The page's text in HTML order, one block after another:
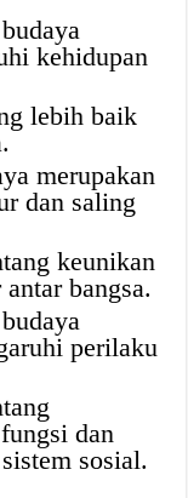
kehidupan
lebih baik
merupakan
dan saling
keunikan
bangsa.
perilaku
dan
sosial.